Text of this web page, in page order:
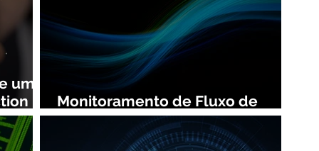
uma
Monitoramento de Fluxo de
Rede: Vantagens e Benefícios